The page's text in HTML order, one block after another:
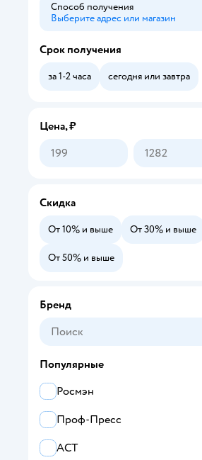
Способ получения
Выберите адрес или магазин
Способ получения
Срок получения
за 1-2 часа сегодня или завтра
Цена, ₽
Скидка
От 10% и выше От 30% и выше
От 50% и выше
Бренд
Популярные
Росмэн
Проф-Пресс
АСТ